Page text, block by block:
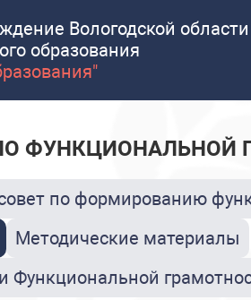
Вологодской области
образования
ФУНКЦИОНАЛЬНОЙ
по формированию
Методические материалы